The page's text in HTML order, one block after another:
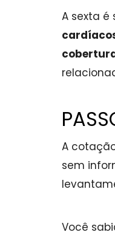
A sexta é
A
sem
Você